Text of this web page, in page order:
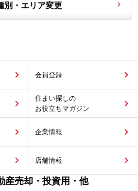
別・エリア変更
会員登録
住まい探しの
お役立ちマガジン
企業情報
店舗情報
産売却・投資用・他